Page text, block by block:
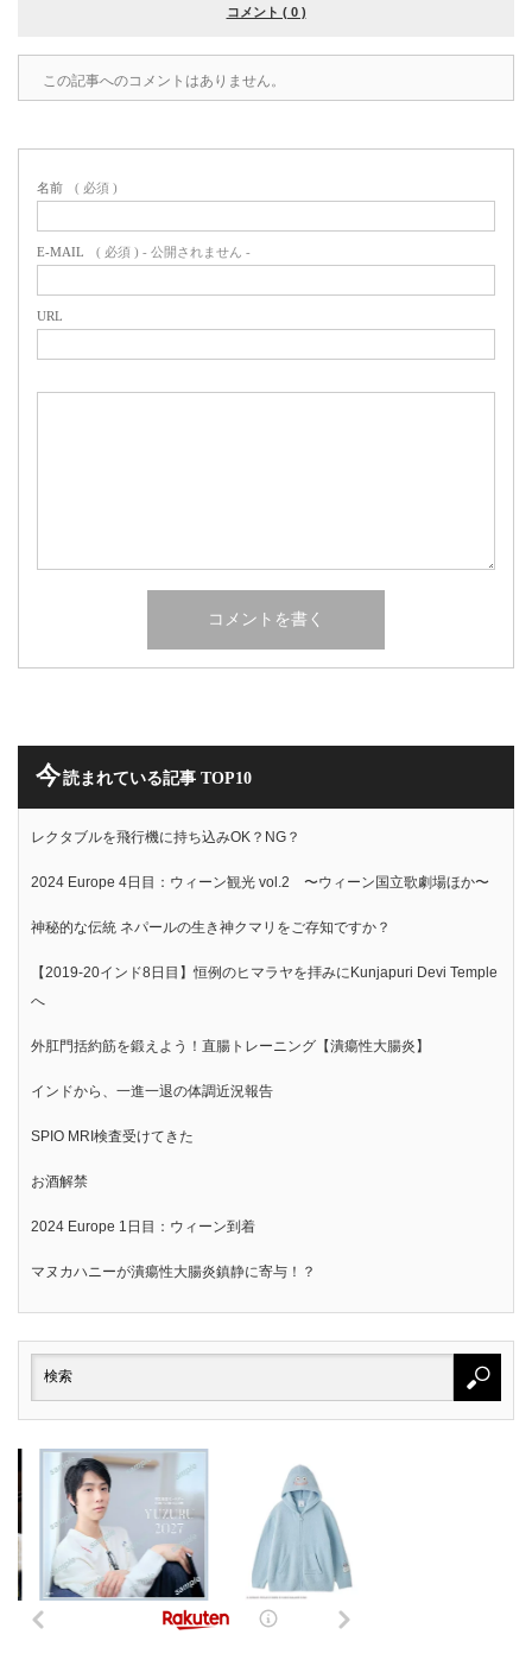
コメント ( 0 )
この記事へのコメントはありません。
名前 ( 必須 )
E-MAIL ( 必須 ) - 公開されません -
URL
今読まれている記事 TOP10
レクタブルを飛行機に持ち込みOK？NG？
2024 Europe 4日目：ウィーン観光 vol.2 〜ウィーン国立歌劇場ほか〜
神秘的な伝統 ネパールの生き神クマリをご存知ですか？
【2019-20インド8日目】恒例のヒマラヤを拝みにKunjapuri Devi Temple
へ
外肛門括約筋を鍛えよう！直腸トレーニング【潰瘍性大腸炎】
インドから、一進一退の体調近況報告
SPIO MRI検査受けてきた
お酒解禁
2024 Europe 1日目：ウィーン到着
マヌカハニーが潰瘍性大腸炎鎮静に寄与！？